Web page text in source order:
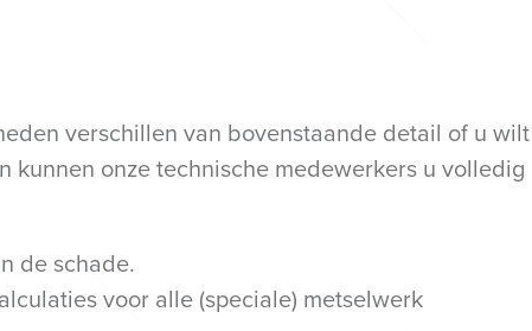
verschillen van bovenstaande detail of u wilt
kunnen onze technische medewerkers u volledig
de schade.
voor alle (speciale) metselwerk